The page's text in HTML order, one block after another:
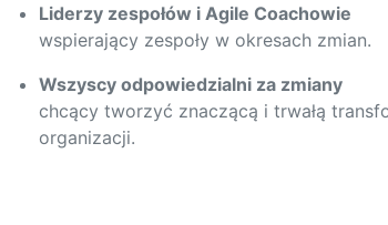
Liderzy zespołów i Agile Coachowie
wspierający zespoły w okresach zmian.
Wszyscy odpowiedzialni za zmiany
chcący tworzyć znaczącą i trwałą
organizacji.